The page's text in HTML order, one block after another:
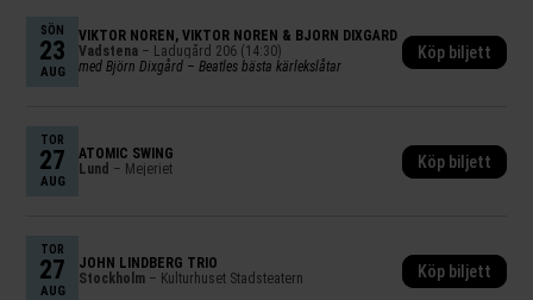
SÖN
23
AUG
VIKTOR NORÉN ,VIKTOR NORÉN & BJÖRN DIXGÅRD
Vadstena – Ladugård 206 (14:30)
med Björn Dixgård – Beatles bästa kärlekslåtar
Köp biljett
TOR
27
AUG
ATOMIC SWING
Lund – Mejeriet Köp biljett
TOR
27
AUG
JOHN LINDBERG TRIO
Stockholm – Kulturhuset Stadsteatern Köp biljett